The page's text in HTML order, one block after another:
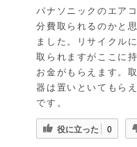
パナソニックのエア
分費取られるのかと
ました。リサイクル
取られますがここに
お金がもらえます。
器は置いといてもら
です。
役に立った 0